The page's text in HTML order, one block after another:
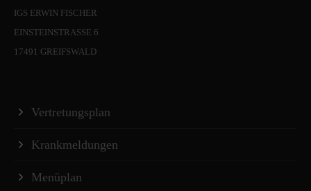
IGS ERWIN FISCHER
EINSTEINSTRASSE 6
17491 GREIFSWALD
Vertretungsplan
Krankmeldungen
Menüplan